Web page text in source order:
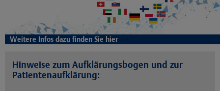
Weitere Infos dazu finden Sie hier
Hinweise zum Aufklärungsbogen und zur
Patientenaufklärung: